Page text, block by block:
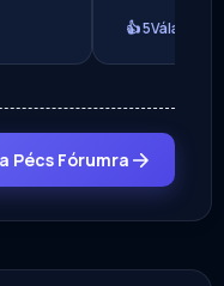
👍 5Válasz
Pécs Fórumra